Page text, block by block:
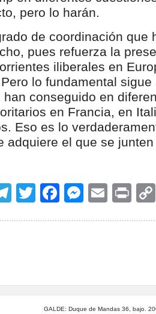
pero lo harán.
de coordinación que
pues refuerza la
iliberales en
lo fundamental sigue
conseguido en
en Francia, en
Eso es lo
adquiere el que se
Telegram
TwitterFacebook
Email
GALDE: Duque de Mandas 36, bajo.